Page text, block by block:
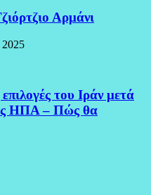
Αρμάνι
2025
του Ιράν μετά
ΗΠΑ – Πώς θα